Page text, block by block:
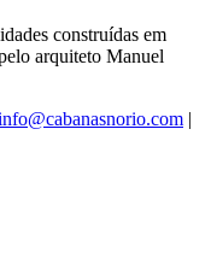
construídas em
arquiteto Manuel
|